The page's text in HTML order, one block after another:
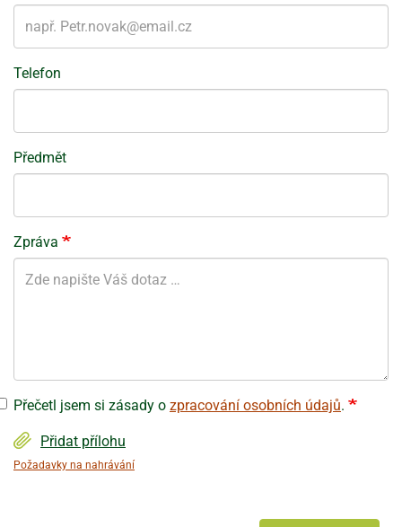
Telefon
Předmět
Zpráva
Přečetl jsem si zásady o zpracování osobních údajů.
Přidat přílohu
Požadavky na nahrávání